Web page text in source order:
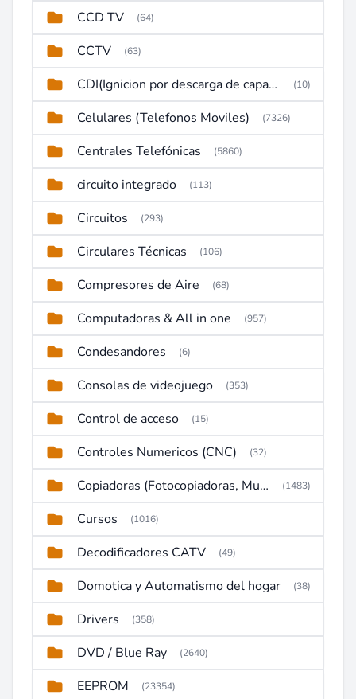
CCD TV (64)
CCTV (63)
CDI(Ignicion por descarga de capacitor) (10)
Celulares (Telefonos Moviles) (7326)
Centrales Telefónicas (5860)
circuito integrado (113)
Circuitos (293)
Circulares Técnicas (106)
Compresores de Aire (68)
Computadoras & All in one (957)
Condesandores (6)
Consolas de videojuego (353)
Control de acceso (15)
Controles Numericos (CNC) (32)
Copiadoras (Fotocopiadoras, Multifunctions, Ploter, etc) (1483)
Cursos (1016)
Decodificadores CATV (49)
Domotica y Automatismo del hogar (38)
Drivers (358)
DVD / Blue Ray (2640)
EEPROM (23354)